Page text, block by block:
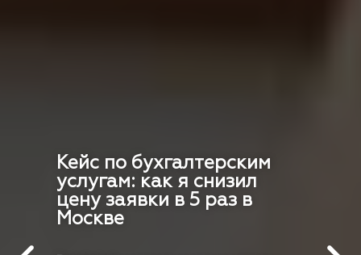
Кейс по бухгалтерским
услугам: как я снизил
цену заявки в 5 раз в
Москве